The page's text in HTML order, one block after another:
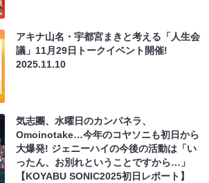
アキナ山名・宇都宮まきと考える「人生会
議」11月29日トークイベント開催!
2025.11.10
気志團、水曜日のカンパネラ、
Omoinotake…今年のコヤソニも初日から
大爆発! ジェニーハイの今後の活動は「い
ったん、お別れということですから…」
【KOYABU SONIC2025初日レポート】